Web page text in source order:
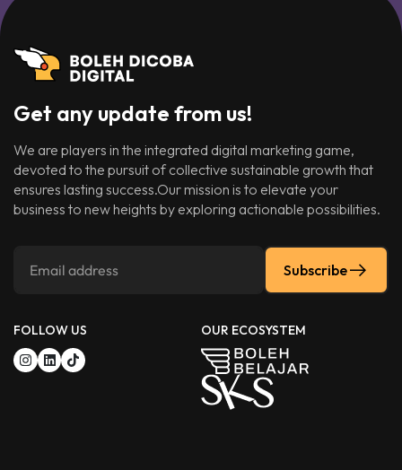
Get any update from us!
We are players in the integrated digital marketing game,
devoted to the pursuit of collective sustainable growth that
ensures lasting success.Our mission is to elevate your
business to new heights by exploring actionable possibilities.
Subscribe
FOLLOW US OUR ECOSYSTEM